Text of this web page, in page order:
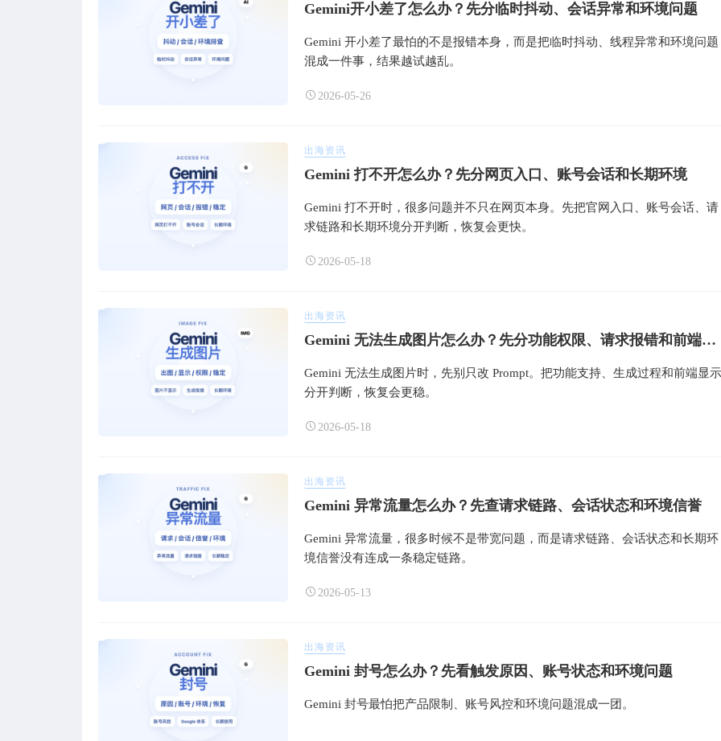
Gemini开小差了怎么办？先分临时抖动、会话异常和环境问题
Gemini 开小差了最怕的不是报错本身，而是把临时抖动、线程异常和环境问题
混成一件事，结果越试越乱。
2026-05-26
出海资讯
Gemini 打不开怎么办？先分网页入口、账号会话和长期环境
Gemini 打不开时，很多问题并不只在网页本身。先把官网入口、账号会话、请
求链路和长期环境分开判断，恢复会更快。
2026-05-18
出海资讯
Gemini 无法生成图片怎么办？先分功能权限、请求报错和前端显示
Gemini 无法生成图片时，先别只改 Prompt。把功能支持、生成过程和前端显示
分开判断，恢复会更稳。
2026-05-18
出海资讯
Gemini 异常流量怎么办？先查请求链路、会话状态和环境信誉
Gemini 异常流量，很多时候不是带宽问题，而是请求链路、会话状态和长期环
境信誉没有连成一条稳定链路。
2026-05-13
出海资讯
Gemini 封号怎么办？先看触发原因、账号状态和环境问题
Gemini 封号最怕把产品限制、账号风控和环境问题混成一团。